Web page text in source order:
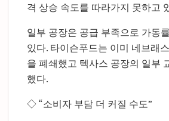
격 상승 속도를 따라가지 못하고
일부 공장은 공급 부족으로 가동
있다. 타이슨푸드는 이미 네브래
을 폐쇄했고 텍사스 공장의 일부
했다.
◇ “소비자 부담 더 커질 수도”